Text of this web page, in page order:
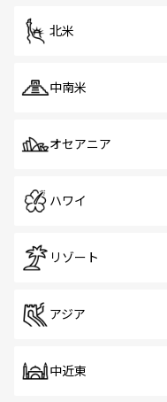
北米
中南米
オセアニア
ハワイ
リゾート
アジア
中近東